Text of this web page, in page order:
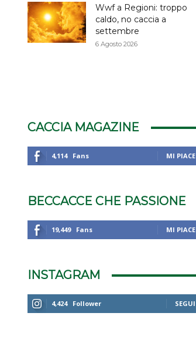
Wwf a Regioni: troppo
caldo, no caccia a
settembre
6 Agosto 2026
CACCIA MAGAZINE
4,114 Fans MI PIACE
BECCACCE CHE PASSIONE
19,449 Fans MI PIACE
INSTAGRAM
4,424 Follower SEGUI